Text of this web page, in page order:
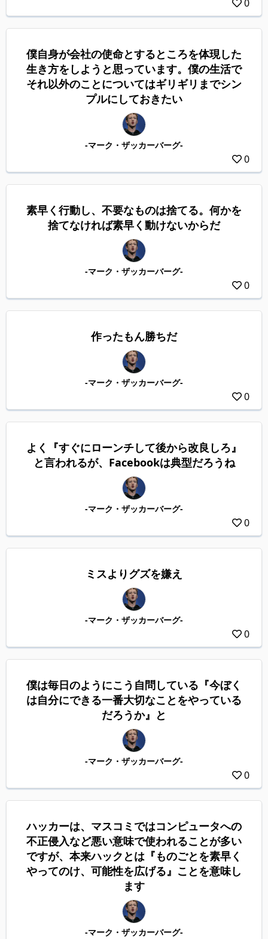
0
0
僕自身が会社の使命とするところを体現した
生き方をしようと思っています。僕の生活で
それ以外のことについてはギリギリまでシン
プルにしておきたい
-マーク・ザッカーバーグ-
0
素早く行動し、不要なものは捨てる。何かを
捨てなければ素早く動けないからだ
-マーク・ザッカーバーグ-
0
作ったもん勝ちだ
-マーク・ザッカーバーグ-
0
よく『すぐにローンチして後から改良しろ』
と言われるが、Facebookは典型だろうね
-マーク・ザッカーバーグ-
0
ミスよりグズを嫌え
-マーク・ザッカーバーグ-
0
僕は毎日のようにこう自問している『今ぼく
は自分にできる一番大切なことをやっている
だろうか』と
-マーク・ザッカーバーグ-
ハッカーは、マスコミではコンピュータへの
不正侵入など悪い意味で使われることが多い
ですが、本来ハックとは『ものごとを素早く
やってのけ、可能性を広げる』ことを意味し
ます
-マーク・ザッカーバーグ-